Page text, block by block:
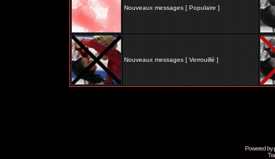
Nouveaux messages [ Populaire ]
Nouveaux messages [ Verrouillé ]
Powered by